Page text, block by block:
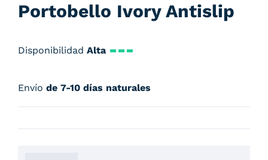
Portobello Ivory Antislip
Disponibilidad Alta
Envío de 7-10 días naturales